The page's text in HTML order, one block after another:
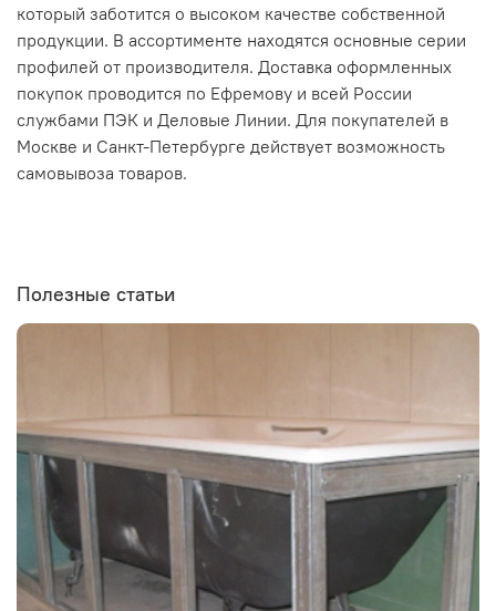
который заботится о высоком качестве собственной
продукции. В ассортименте находятся основные серии
профилей от производителя. Доставка оформленных
покупок проводится по Ефремову и всей России
службами ПЭК и Деловые Линии. Для покупателей в
Москве и Санкт-Петербурге действует возможность
самовывоза товаров.
Полезные статьи